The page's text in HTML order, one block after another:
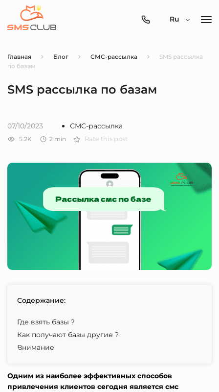
0800-
Ru
Главная Блог СМС-рассылка
SMS рассылка
по базам
SMS рассылка по базам
07/10/2023 СМС-рассылка
5.2K 2 min Rate this post
Содержание:
Где взять базы ?
Как получают базы другие ?
Внимание
Одним из наиболее эффективных способов
привлечения клиентов сегодня является смс